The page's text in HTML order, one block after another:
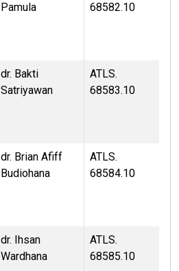
Pamula
68582.10
dr. Bakti
Satriyawan
ATLS.
68583.10
dr. Brian Afiff
Budiohana
ATLS.
68584.10
dr. Ihsan
Wardhana
ATLS.
68585.10